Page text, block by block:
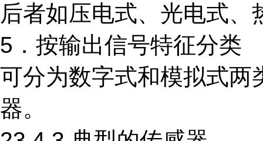
后者如压电式、光电式、
5．按输出信号特征分类
可分为数字式和模拟式两
器。